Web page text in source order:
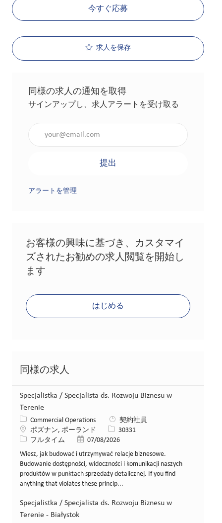
今すぐ応募
求人を保存
同様の求人の通知を取得
サインアップし、求人アラートを受け取る
提出
アラートを管理
お客様の興味に基づき、カスタマイ
ズされたお勧めの求人閲覧を開始し
ます
はじめる
同様の求人
Specjalistka / Specjalista ds. Rozwoju Biznesu w
Terenie
カテゴリー
Commercial Operations
契約社員
場所ポズナン, ポーランド 求人ID30331
役職フルタイム 投稿日07/08/2026
Wiesz, jak budować i utrzymywać relacje biznesowe.
Budowanie dostępności, widoczności i komunikacji naszych
produktów w punktach sprzedaży detalicznej. If you find
anything that violates these princip...
Specjalistka / Specjalista ds. Rozwoju Biznesu w
Terenie - Białystok